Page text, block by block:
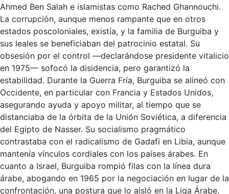
Ahmed Ben Salah e islamistas como Rached Ghannouchi.
La corrupción, aunque menos rampante que en otros
estados poscoloniales, existía, y la familia de Burguiba y
sus leales se beneficiaban del patrocinio estatal. Su
obsesión por el control —declarándose presidente vitalicio
en 1975— sofocó la disidencia, pero garantizó la
estabilidad. Durante la Guerra Fría, Burguiba se alineó con
Occidente, en particular con Francia y Estados Unidos,
asegurando ayuda y apoyo militar, al tiempo que se
distanciaba de la órbita de la Unión Soviética, a diferencia
del Egipto de Nasser. Su socialismo pragmático
contrastaba con el radicalismo de Gadafi en Libia, aunque
mantenía vínculos cordiales con los países árabes. En
cuanto a Israel, Burguiba rompió filas con la línea dura
árabe, abogando en 1965 por la negociación en lugar de la
confrontación, una postura que lo aisló en la Liga Árabe,